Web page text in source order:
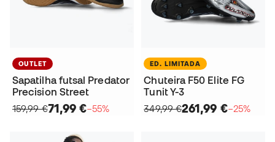
OUTLET
Sapatilha futsal Predator
Precision Street
159,99 €71,99 €−55%
ED. LIMITADA
Chuteira F50 Elite FG
Tunit Y-3
349,99 €261,99 €−25%